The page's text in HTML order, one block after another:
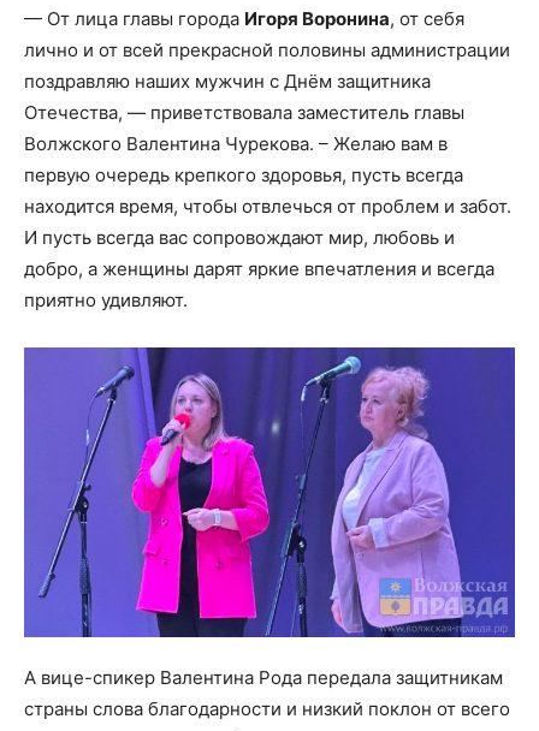
— От лица главы города Игоря Воронина, от себя
лично и от всей прекрасной половины администрации
поздравляю наших мужчин с Днём защитника
Отечества, — приветствовала заместитель главы
Волжского Валентина Чурекова. – Желаю вам в
первую очередь крепкого здоровья, пусть всегда
находится время, чтобы отвлечься от проблем и забот.
И пусть всегда вас сопровождают мир, любовь и
добро, а женщины дарят яркие впечатления и всегда
приятно удивляют.
А вице-спикер Валентина Рода передала защитникам
страны слова благодарности и низкий поклон от всего